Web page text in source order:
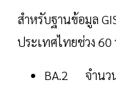
สำหรับฐานข้อมูล
ประเทศไทยช่วง
BA.2 จำนว